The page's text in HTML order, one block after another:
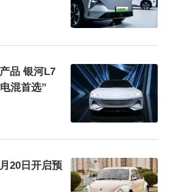
，官方零百加速4.5秒，
减震器。在大六座SUV中，
置十分少见。
四驱两种选项。四驱版综合
百加速最快5.2秒。底盘采用
杆独立悬架，搭配电控连续
品 银河L7
混首选”
20日开启预